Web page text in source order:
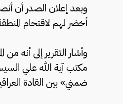
وبعد إعلان الصدر أن
أخضر لهم لاقتحام
وأشار التقرير إلى أنه
مكتب آية الله علي
ضمني» بين القادة